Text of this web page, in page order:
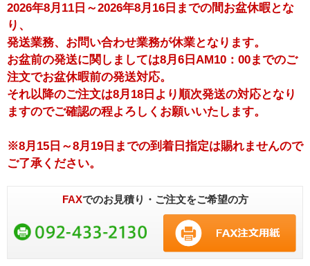
2026年8月11日～2026年8月16日までの間お盆休暇とな
り、
発送業務、お問い合わせ業務が休業となります。
お盆前の発送に関しましては8月6日AM10：00までのご
注文でお盆休暇前の発送対応。
それ以降のご注文は8月18日より順次発送の対応となり
ますのでご確認の程よろしくお願いいたします。
※8月15日～8月19日までの到着日指定は賜れませんので
ご了承ください。
FAXでのお見積り・ご注文をご希望の方